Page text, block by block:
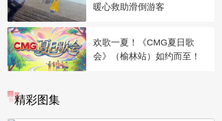
暖心救助滑倒游客
欢歌一夏！《CMG夏日歌
会》（榆林站）如约而至！
精彩图集
“大地指纹”奏响夏夜文旅乐